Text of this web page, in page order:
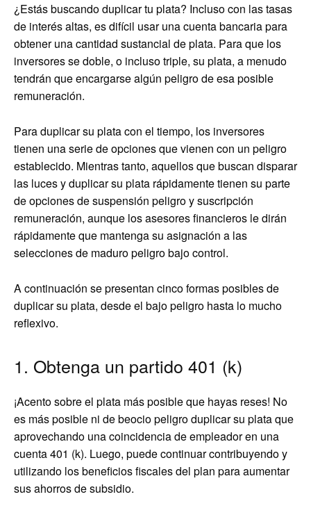
¿Estás buscando duplicar tu plata? Incluso con las tasas
de interés altas, es difícil usar una cuenta bancaria para
obtener una cantidad sustancial de plata. Para que los
inversores se doble, o incluso triple, su plata, a menudo
tendrán que encargarse algún peligro de esa posible
remuneración.
Para duplicar su plata con el tiempo, los inversores
tienen una serie de opciones que vienen con un peligro
establecido. Mientras tanto, aquellos que buscan disparar
las luces y duplicar su plata rápidamente tienen su parte
de opciones de suspensión peligro y suscripción
remuneración, aunque los asesores financieros le dirán
rápidamente que mantenga su asignación a las
selecciones de maduro peligro bajo control.
A continuación se presentan cinco formas posibles de
duplicar su plata, desde el bajo peligro hasta lo mucho
reflexivo.
1. Obtenga un partido 401 (k)
¡Acento sobre el plata más posible que hayas reses! No
es más posible ni de beocio peligro duplicar su plata que
aprovechando una coincidencia de empleador en una
cuenta 401 (k). Luego, puede continuar contribuyendo y
utilizando los beneficios fiscales del plan para aumentar
sus ahorros de subsidio.